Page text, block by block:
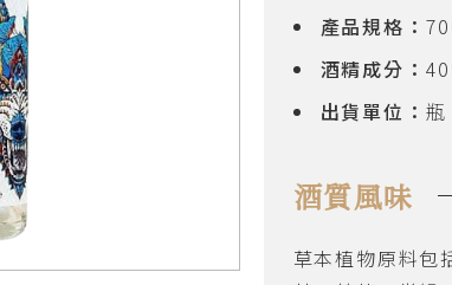
產品規格：
酒精成分：
出貨單位： 瓶
酒質風味
草本植物原料包